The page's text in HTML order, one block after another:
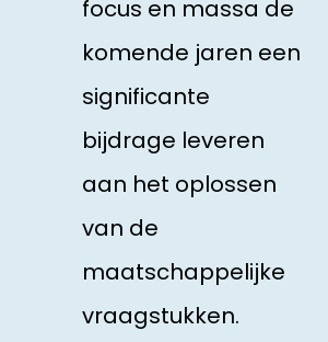
focus en massa de
komende jaren een
significante
bijdrage leveren
aan het oplossen
van de
maatschappelijke
vraagstukken.